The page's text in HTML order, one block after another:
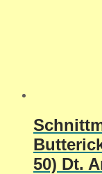
50) Dt.